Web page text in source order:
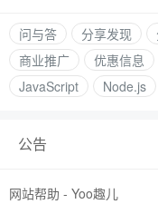
问与答 分享发现
商业推广
优惠信息
JavaScript
Node.js
公告
网站帮助 - Yoo趣儿